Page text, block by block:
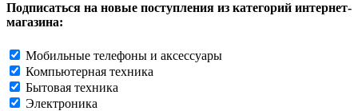
Подписаться на новые поступления из категорий интернет-
магазина:
Мобильные телефоны и аксессуары
Компьютерная техника
Бытовая техника
Электроника